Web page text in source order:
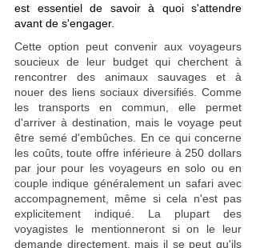
est essentiel de savoir à quoi s'attendre
avant de s'engager.
Cette option peut convenir aux voyageurs
soucieux de leur budget qui cherchent à
rencontrer des animaux sauvages et à
nouer des liens sociaux diversifiés. Comme
les transports en commun, elle permet
d'arriver à destination, mais le voyage peut
être semé d'embûches. En ce qui concerne
les coûts, toute offre inférieure à 250 dollars
par jour pour les voyageurs en solo ou en
couple indique généralement un safari avec
accompagnement, même si cela n'est pas
explicitement indiqué. La plupart des
voyagistes le mentionneront si on le leur
demande directement, mais il se peut qu'ils